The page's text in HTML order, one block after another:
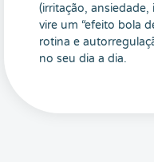
(irritação,
vire um “efeito bola
rotina e
no seu dia a dia.